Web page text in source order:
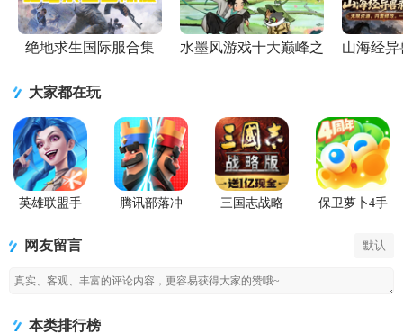
绝地求生国际服合集
水墨风游戏十大巅峰之
山海经
大家都在玩
英雄联盟手
腾讯部落冲
三国志战略
保卫萝卜4手
网友留言 默认
本类排行榜